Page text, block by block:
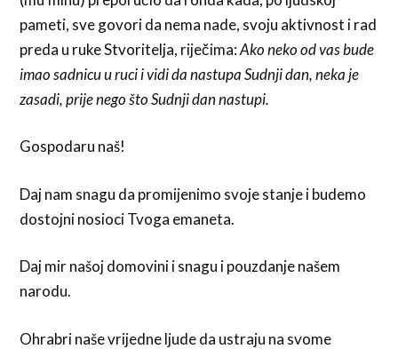
pameti, sve govori da nema nade, svoju aktivnost i rad
preda u ruke Stvoritelja, riječima:Ako neko od vas bude
imao sadnicu u ruci i vidi da nastupa Sudnji dan, neka je
zasadi, prije nego što Sudnji dan nastupi.
Gospodaru naš!
Daj nam snagu da promijenimo svoje stanje i budemo
dostojni nosioci Tvoga emaneta.
Daj mir našoj domovini i snagu i pouzdanje našem
narodu.
Ohrabri naše vrijedne ljude da ustraju na svome